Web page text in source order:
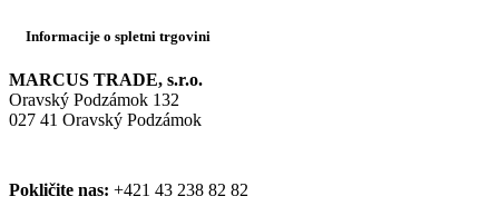
Informacije o spletni trgovini
MARCUS TRADE, s.r.o.
Oravský Podzámok 132
027 41 Oravský Podzámok
Pokličite nas: +421 43 238 82 82